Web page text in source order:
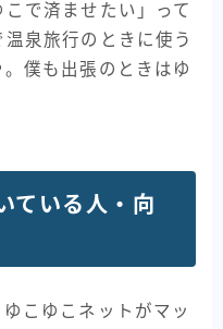
で済ませたい」って
泉旅行のときに使う
僕も出張のときはゆ
ている人・向
こゆこネットがマッ